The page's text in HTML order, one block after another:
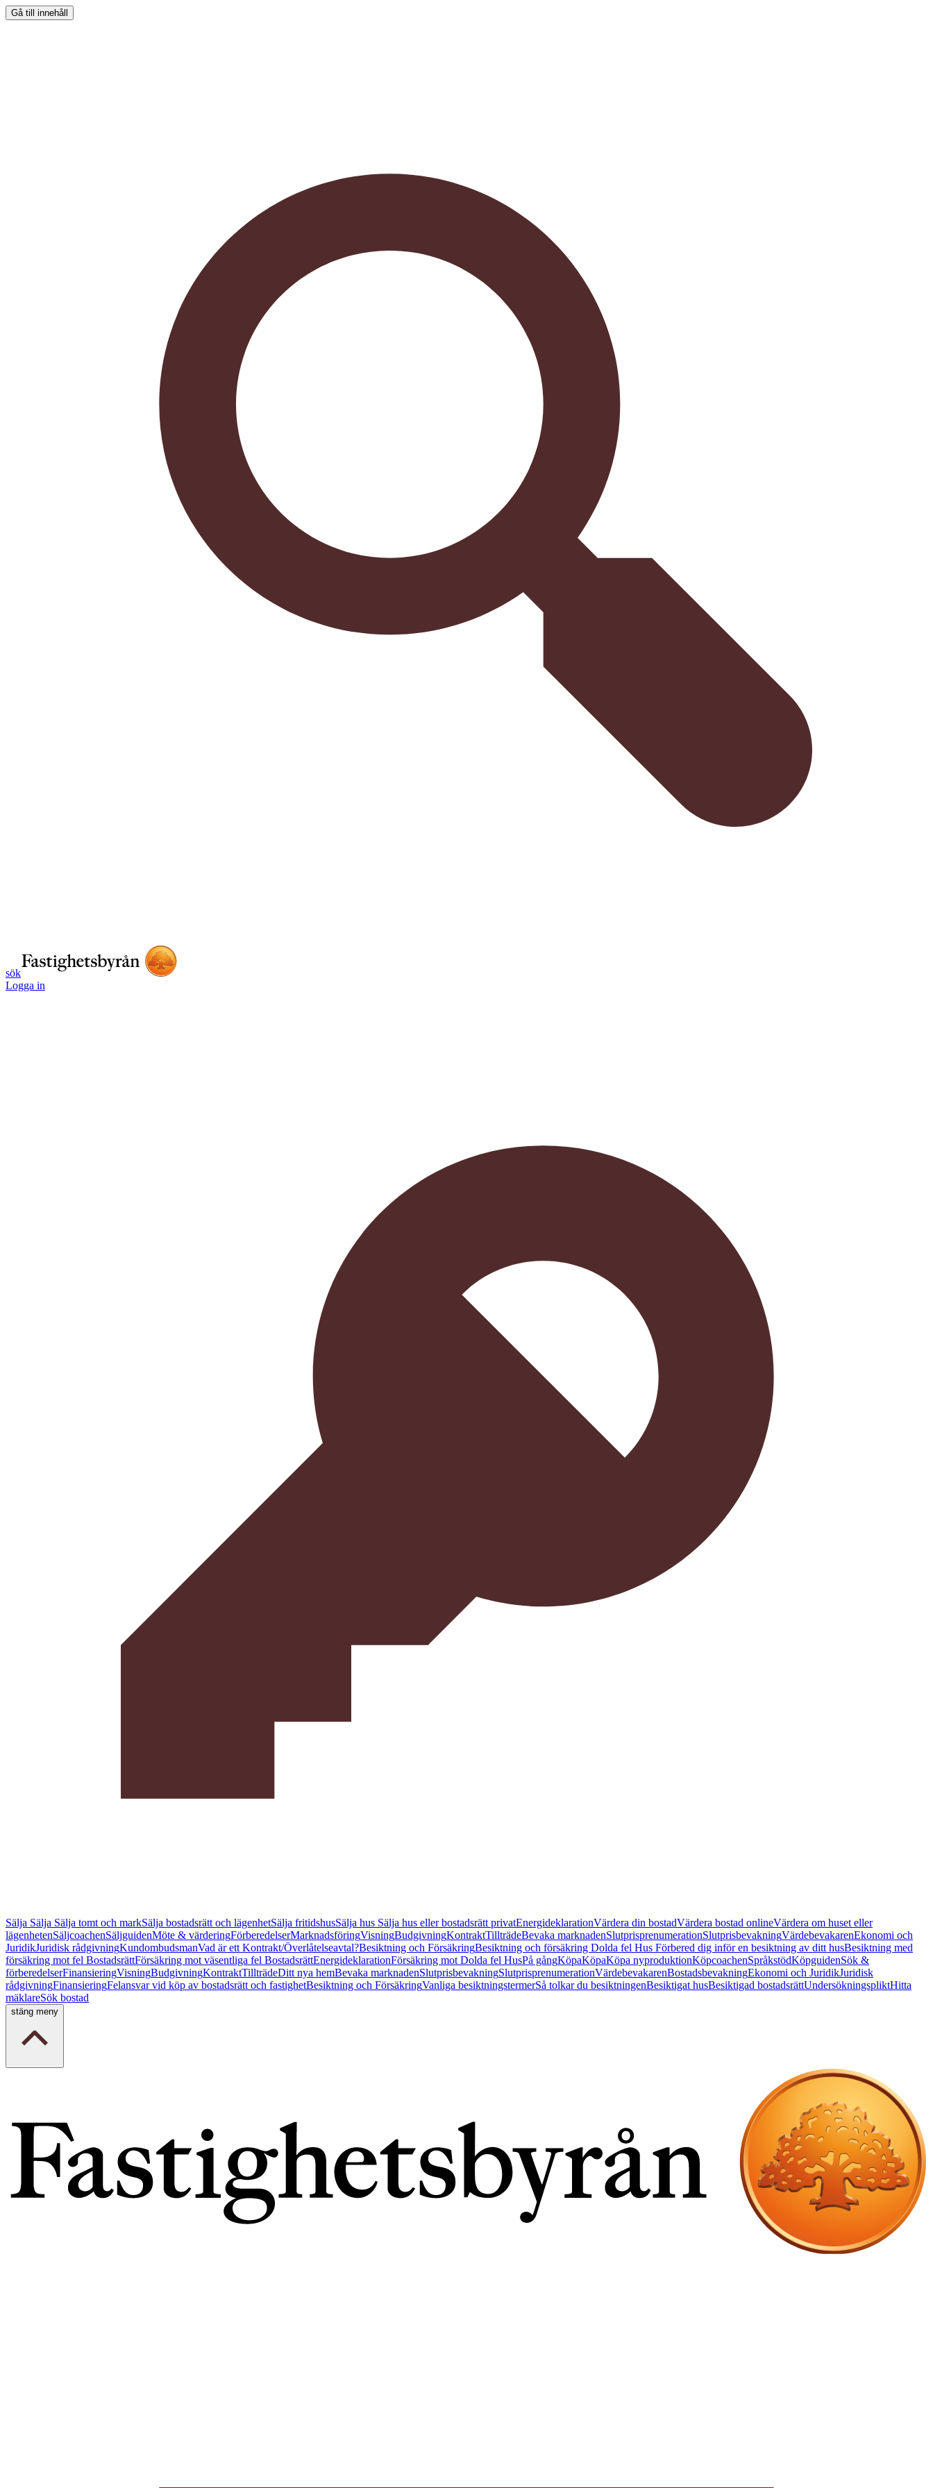
Gå till innehåll
sök
Logga in
Sälja Sälja Sälja tomt och markSälja bostadsrätt och lägenhetSälja fritidshusSälja hus Sälja hus eller bostadsrätt privatEnergideklarationVärdera din bostadVärdera bostad onlineVärdera om huset eller
lägenhetenSäljcoachenSäljguidenMöte & värderingFörberedelserMarknadsföringVisningBudgivningKontraktTillträdeBevaka marknadenSlutprisprenumerationSlutprisbevakningVärdebevakarenEkonomi och
JuridikJuridisk rådgivningKundombudsmanVad är ett Kontrakt/Överlåtelseavtal?Besiktning och FörsäkringBesiktning och försäkring Dolda fel Hus Förbered dig inför en besiktning av ditt husBesiktning med
försäkring mot fel BostadsrättFörsäkring mot väsentliga fel BostadsrättEnergideklarationFörsäkring mot Dolda fel HusPå gångKöpaKöpaKöpa nyproduktionKöpcoachenSpråkstödKöpguidenSök &
förberedelserFinansieringVisningBudgivningKontraktTillträdeDitt nya hemBevaka marknadenSlutprisbevakningSlutprisprenumerationVärdebevakarenBostadsbevakningEkonomi och JuridikJuridisk
rådgivningFinansieringFelansvar vid köp av bostadsrätt och fastighetBesiktning och FörsäkringVanliga besiktningstermerSå tolkar du besiktningenBesiktigat husBesiktigad bostadsrättUndersökningspliktHitta
mäklareSök bostad
stäng meny